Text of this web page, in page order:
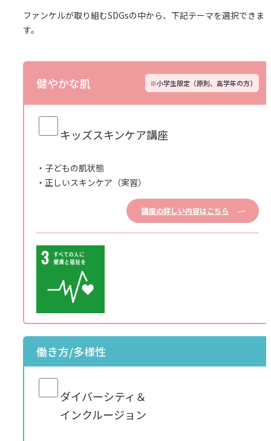
ファンケルが取り組むSDGsの中から、下記テーマを選択できま
す。
健やかな肌 ※小学生限定（原則、高学年の方）
キッズスキンケア講座
子どもの肌状態
正しいスキンケア（実習）
講座の詳しい内容はこちら
働き方/多様性
ダイバーシティ＆
インクルージョン